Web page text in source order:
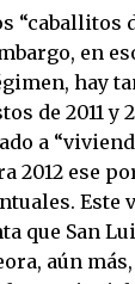
“caballitos
en
hay
de 2011
a
2012 ese
Este
que San
aún